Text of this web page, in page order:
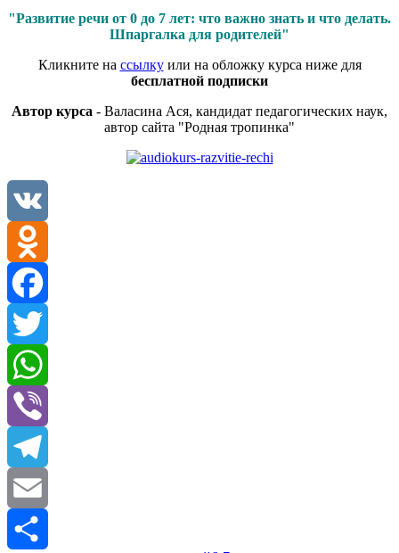
"Развитие речи от 0 до 7 лет: что важно знать и что делать.
Шпаргалка для родителей"
Кликните на ссылкуили на обложку курса ниже для
бесплатной подписки
Автор курса - Валасина Ася, кандидат педагогических наук,
автор сайта "Родная тропинка"
VK
Odnoklassniki
Facebook
Twitter
WhatsApp
Viber
Telegram
Email